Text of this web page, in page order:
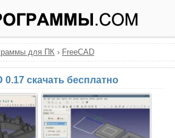
для ПК › FreeCAD
0.17 скачать бесплатно